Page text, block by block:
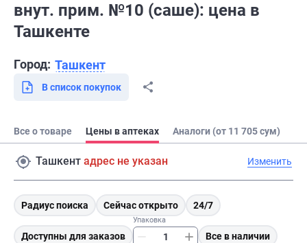
внут. прим. №10 (саше): цена в
Ташкенте
Город: Ташкент
В список покупок
Все о товаре Цены в аптеках Аналоги (от 11 705 сум)
Ташкент адрес не указан Изменить
Радиус поиска Сейчас открыто 24/7
Доступны для заказов
Упаковка
Все в наличии